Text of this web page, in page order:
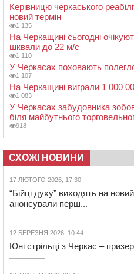
Керівницю черкаського
новий термін
1 135
На Черкащині сьогодні
шквали до 22 м/с
1 110
У Черкасах поховають
1 107
На Черкащині виграли 1 000
1 083
У Черкасах забудовника
біля майбутнього
918
СХОЖІ НОВИНИ
17 ЛЮТОГО 2026, 17:30
“Бійці духу” виходять на
анонсували перш...
12 БЕРЕЗНЯ 2026, 10:44
Юні стрільці з Черкас –